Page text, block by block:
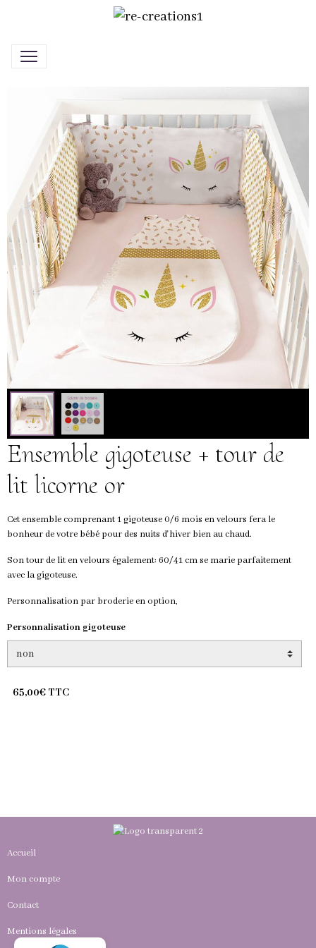
Ensemble gigoteuse + tour de
lit licorne or
Cet ensemble comprenant 1 gigoteuse 0/6 mois en velours fera le
bonheur de votre bébé pour des nuits d'hiver bien au chaud.
Son tour de lit en velours également: 60/41 cm se marie parfaitement
avec la gigoteuse.
Personnalisation par broderie en option,
Personnalisation gigoteuse
65,00€ TTC
Accueil
Mon compte
Contact
Mentions légales